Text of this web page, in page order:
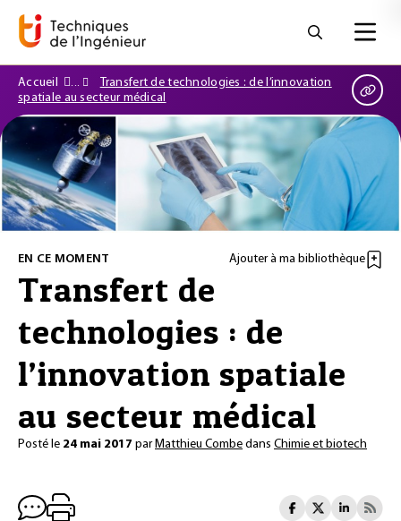
Accueil
Transfert de technologies : de l’innovation
spatiale au secteur médical
EN CE MOMENT Ajouter à ma bibliothèque
Transfert de
technologies : de
l’innovation spatiale
au secteur médical
Posté le 24 mai 2017 parMatthieu Combe dans Chimie et biotech